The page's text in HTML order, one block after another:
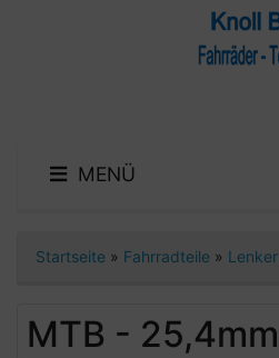
MENÜ
Startseite » Fahrradteile » Lenker
MTB - 25,4mm